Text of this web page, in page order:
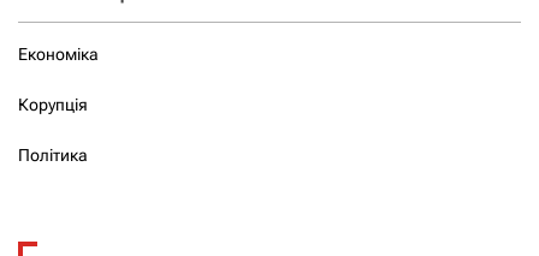
Економіка
Корупція
Політика